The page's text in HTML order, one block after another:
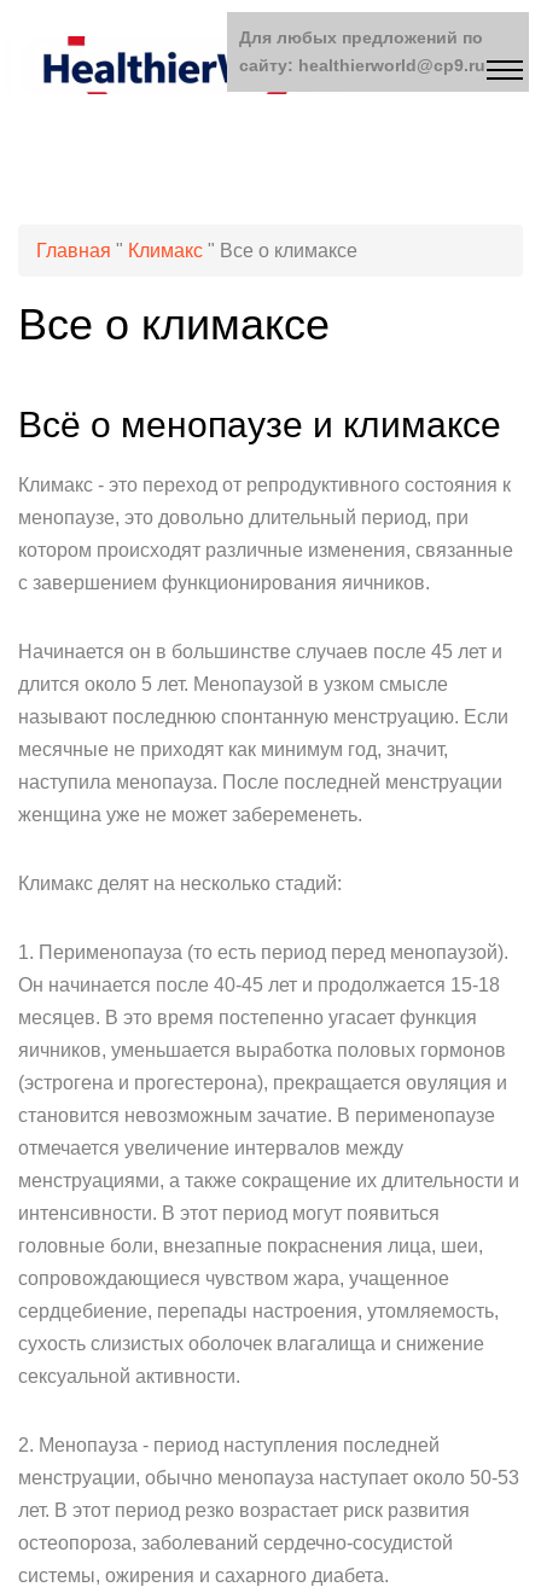
Главная " Климакс " Все о климаксе
Все о климаксе
Всё о менопаузе и климаксе
Климакс - это переход от репродуктивного состояния к
менопаузе, это довольно длительный период, при
котором происходят различные изменения, связанные
с завершением функционирования яичников.
Начинается он в большинстве случаев после 45 лет и
длится около 5 лет. Менопаузой в узком смысле
называют последнюю спонтанную менструацию. Если
месячные не приходят как минимум год, значит,
наступила менопауза. После последней менструации
женщина уже не может забеременеть.
Климакс делят на несколько стадий:
1. Перименопауза (то есть период перед менопаузой).
Он начинается после 40-45 лет и продолжается 15-18
месяцев. В это время постепенно угасает функция
яичников, уменьшается выработка половых гормонов
(эстрогена и прогестерона), прекращается овуляция и
становится невозможным зачатие. В перименопаузе
отмечается увеличение интервалов между
менструациями, а также сокращение их длительности и
интенсивности. В этот период могут появиться
головные боли, внезапные покраснения лица, шеи,
сопровождающиеся чувством жара, учащенное
сердцебиение, перепады настроения, утомляемость,
сухость слизистых оболочек влагалища и снижение
сексуальной активности.
2. Менопауза - период наступления последней
менструации, обычно менопауза наступает около 50-53
лет. В этот период резко возрастает риск развития
остеопороза, заболеваний сердечно-сосудистой
системы, ожирения и сахарного диабета.
Для любых предложений по
сайту: healthierworld@cp9.ru